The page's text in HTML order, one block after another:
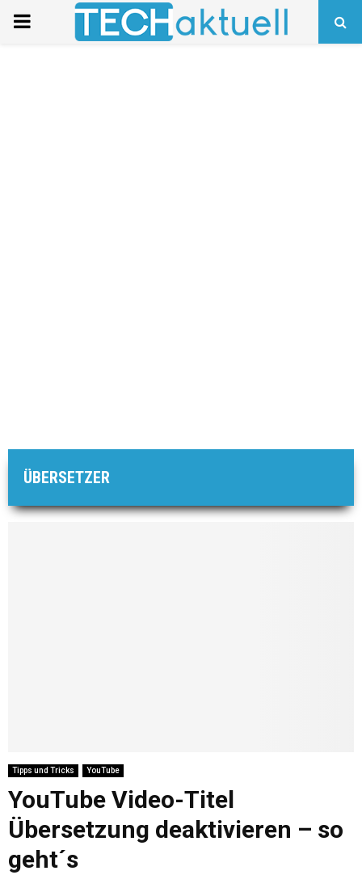
PRIMARY
ÜBERSETZER
Tipps und Tricks YouTube
YouTube Video-Titel
Übersetzung deaktivieren – so
geht´s